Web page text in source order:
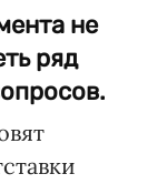
не
ряд